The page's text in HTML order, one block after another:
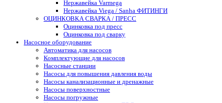
Нержавейка Varmega
Нержавейка Viega / Sanha ФИТИНГИ
ОЦИНКОВКА СВАРКА / ПРЕСС
Оцинковка под пресс
Оцинковка под сварку
Насосное оборудование
Автоматика для насосов
Комплектующие для насосов
Насосные станции
Насосы для повышения давления воды
Насосы канализационные и дренажные
Насосы поверхностные
Насосы погружные